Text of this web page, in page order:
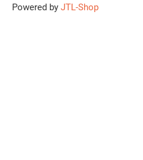
Powered by JTL-Shop